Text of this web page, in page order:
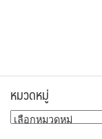
หมวดหมู่
หมวด